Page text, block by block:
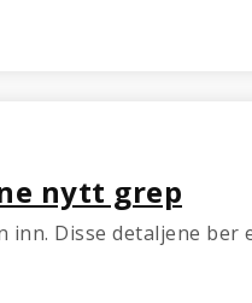
nytt grep
Disse detaljene ber